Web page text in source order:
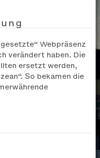
Webpräsenz
verändert haben. Die
ersetzt werden,
So bekamen die